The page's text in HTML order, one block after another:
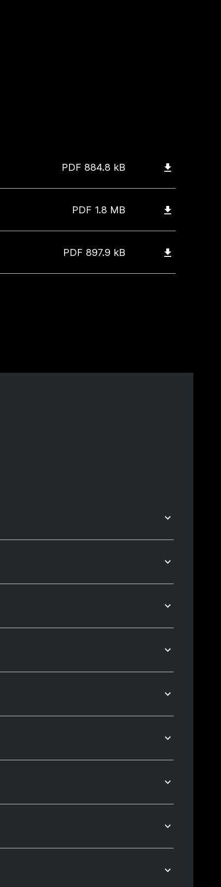
PDF 884.8 kB
PDF 1.8 MB
PDF 897.9 kB